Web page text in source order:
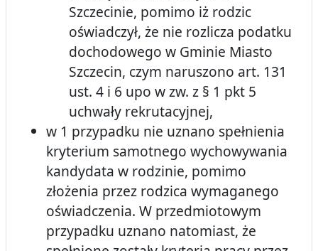
Szczecinie, pomimo iż rodzic
oświadczył, że nie rozlicza podatku
dochodowego w Gminie Miasto
Szczecin, czym naruszono art. 131
ust. 4 i 6 upo w zw. z § 1 pkt 5
uchwały rekrutacyjnej,
w 1 przypadku nie uznano spełnienia
kryterium samotnego wychowywania
kandydata w rodzinie, pomimo
złożenia przez rodzica wymaganego
oświadczenia. W przedmiotowym
przypadku uznano natomiast, że